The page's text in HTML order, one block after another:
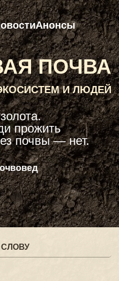
Анонсы
ПОЧВА
И ЛЮДЕЙ
прожить
почвы — нет.